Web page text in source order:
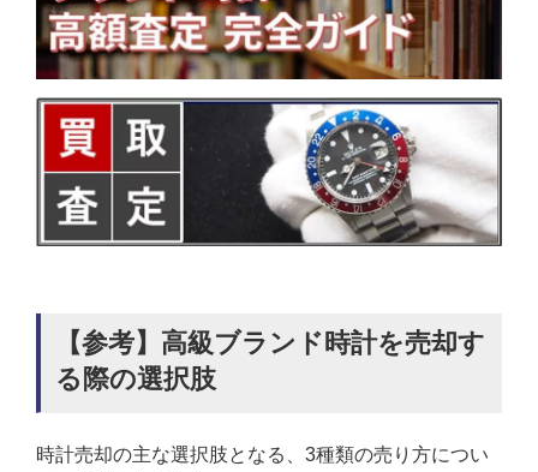
【参考】高級ブランド時計を売却す
る際の選択肢
時計売却の主な選択肢となる、3種類の売り方につい